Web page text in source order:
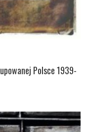
Polsce 1939-